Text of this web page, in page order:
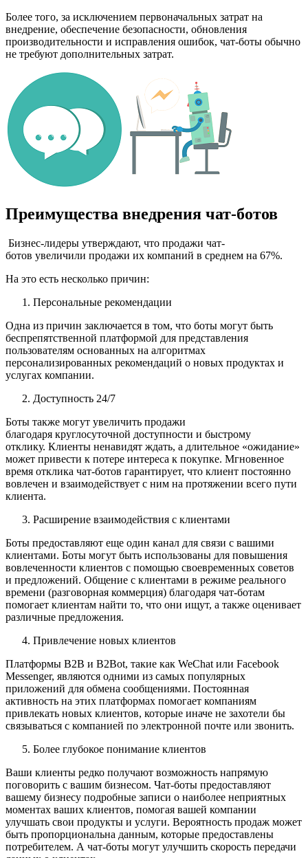
Более того, за исключением первоначальных затрат на
внедрение, обеспечение безопасности, обновления
производительности и исправления ошибок, чат-боты обычно
не требуют дополнительных затрат.
Преимущества внедрения чат-ботов
Бизнес-лидеры утверждают, что продажи чат-
ботов увеличили продажи их компаний в среднем на 67%.
На это есть несколько причин:
Персональные рекомендации
Одна из причин заключается в том, что боты могут быть
беспрепятственной платформой для представления
пользователям основанных на алгоритмах
персонализированных рекомендаций о новых продуктах и
услугах компании.
Доступность 24/7
Боты также могут увеличить продажи
благодаря круглосуточной доступности и быстрому
отклику. Клиенты ненавидят ждать, а длительное «ожидание»
может привести к потере интереса к покупке. Мгновенное
время отклика чат-ботов гарантирует, что клиент постоянно
вовлечен и взаимодействует с ним на протяжении всего пути
клиента.
Расширение взаимодействия с клиентами
Боты предоставляют еще один канал для связи с вашими
клиентами. Боты могут быть использованы для повышения
вовлеченности клиентов с помощью своевременных советов
и предложений. Общение с клиентами в режиме реального
времени (разговорная коммерция) благодаря чат-ботам
помогает клиентам найти то, что они ищут, а также оценивает
различные предложения.
Привлечение новых клиентов
Платформы B2B и B2Bot, такие как WeChat или Facebook
Messenger, являются одними из самых популярных
приложений для обмена сообщениями. Постоянная
активность на этих платформах помогает компаниям
привлекать новых клиентов, которые иначе не захотели бы
связываться с компанией по электронной почте или звонить.
Более глубокое понимание клиентов
Ваши клиенты редко получают возможность напрямую
поговорить с вашим бизнесом. Чат-боты предоставляют
вашему бизнесу подробные записи о наиболее неприятных
моментах ваших клиентов, помогая вашей компании
улучшать свои продукты и услуги. Вероятность продаж может
быть пропорциональна данным, которые предоставлены
потребителем. А чат-боты могут улучшить скорость передачи